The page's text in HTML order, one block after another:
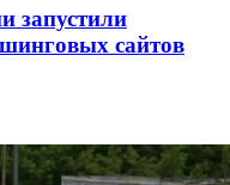
запустили
сайтов